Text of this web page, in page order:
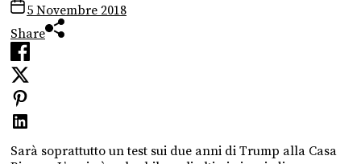
5 Novembre 2018
Share
Sarà soprattutto un test sui due anni di Trump alla Casa